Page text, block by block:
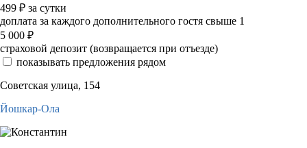
499 ₽ за сутки
доплата за каждого дополнительного гостя свыше 1
5 000 ₽
страховой депозит (возвращается при отъезде)
показывать предложения рядом
Советская улица, 154
Йошкар-Ола